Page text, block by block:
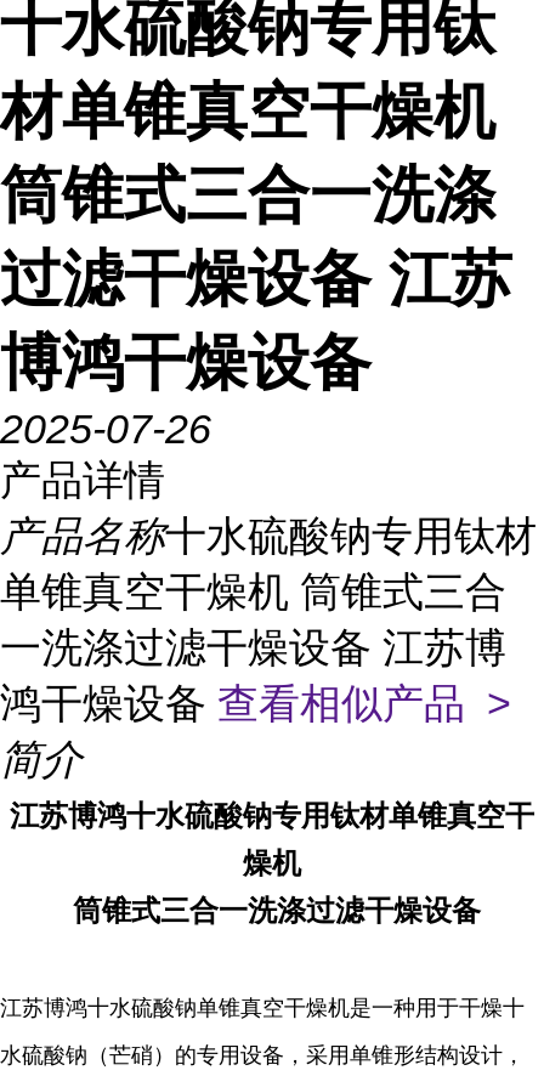
十水硫酸钠专用钛
材单锥真空干燥机
筒锥式三合一洗涤
过滤干燥设备 江苏
博鸿干燥设备
2025-07-26
产品详情
产品名称十水硫酸钠专用钛材
单锥真空干燥机 筒锥式三合
一洗涤过滤干燥设备 江苏博
鸿干燥设备 查看相似产品 >
简介
江苏博鸿十水硫酸钠专用钛材单锥真空干
燥机
筒锥式三合一洗涤过滤干燥设备
江苏博鸿十水硫酸钠单锥真空干燥机是一种用于干燥十
水硫酸钠（芒硝）的专用设备，采用单锥形结构设计，